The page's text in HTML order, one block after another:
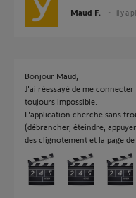
Maud F. il y a
Bonjour Maud,
J'ai réessayé de me
toujours impossible.
L'application cherche sans
(débrancher, éteindre,
des clignotement et la page